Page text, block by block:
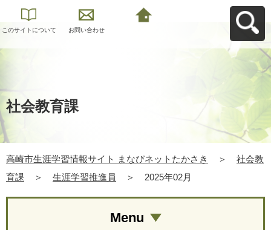
このサイトについて お問い合わせ
社会教育課
高崎市生涯学習情報サイト まなびネットたかさき ＞
社会教
育課
＞ 生涯学習推進員 ＞ 2025年02月
Menu